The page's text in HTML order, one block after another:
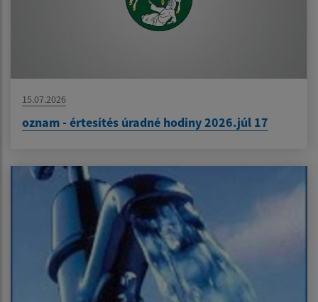
15.07.2026
oznam - értesítés úradné hodiny 2026.júl 17